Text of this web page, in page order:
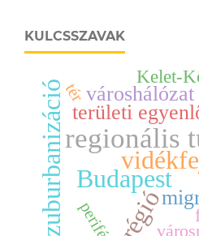
KULCSSZAVAK
regionális
Budapest
szuburbanizáció régió
területi
városhálózat
Kelet-
tér